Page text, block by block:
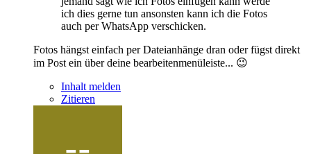
ich dies gerne tun ansonsten kann ich die Fotos
auch per WhatsApp verschicken.
Fotos hängst einfach per Dateianhänge dran oder fügst direkt
im Post ein über deine bearbeitenmenüleiste... 😉
Inhalt melden
Zitieren